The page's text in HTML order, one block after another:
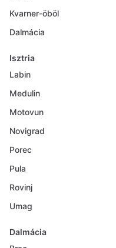
Kvarner-öböl
Dalmácia
Isztria
Labin
Medulin
Motovun
Novigrad
Porec
Pula
Rovinj
Umag
Dalmácia